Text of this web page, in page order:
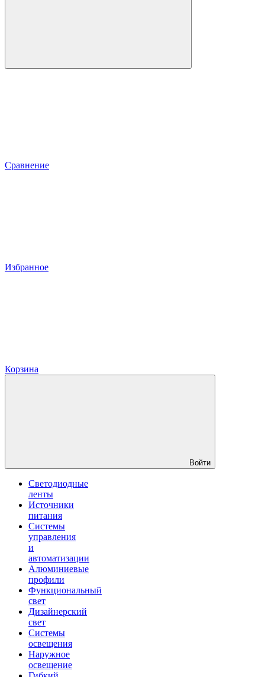
Сравнение
Избранное
Корзина
Войти
Светодиодные
ленты
Источники
питания
Системы
управления
и
автоматизации
Алюминиевые
профили
Функциональный
свет
Дизайнерский
свет
Системы
освещения
Наружное
освещение